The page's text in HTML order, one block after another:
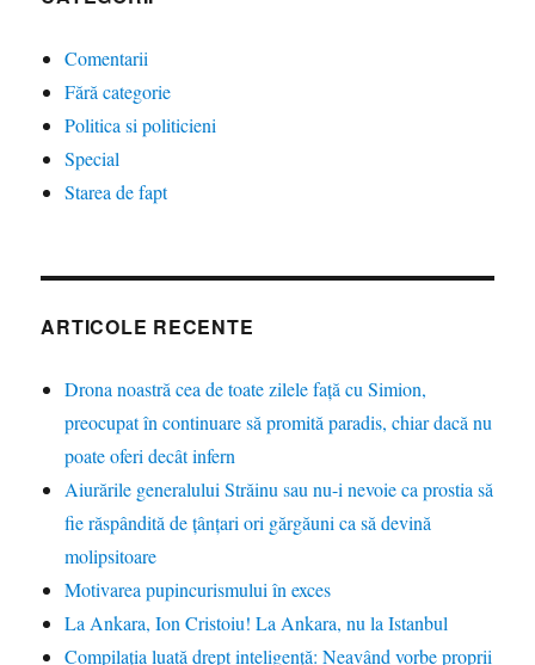
Comentarii
Fără categorie
Politica si politicieni
Special
Starea de fapt
ARTICOLE RECENTE
Drona noastră cea de toate zilele față cu Simion,
preocupat în continuare să promită paradis, chiar dacă nu
poate oferi decât infern
Aiurările generalului Străinu sau nu-i nevoie ca prostia să
fie răspândită de țânțari ori gărgăuni ca să devină
molipsitoare
Motivarea pupincurismului în exces
La Ankara, Ion Cristoiu! La Ankara, nu la Istanbul
Compilația luată drept inteligență: Neavând vorbe proprii